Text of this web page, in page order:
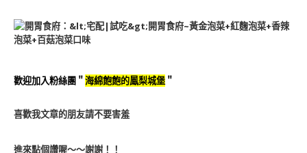
歡迎加入粉絲團＂海綿飽飽的鳳梨城堡 ＂
喜歡我文章的朋友請不要害羞
進來點個讚喔～～謝謝！！